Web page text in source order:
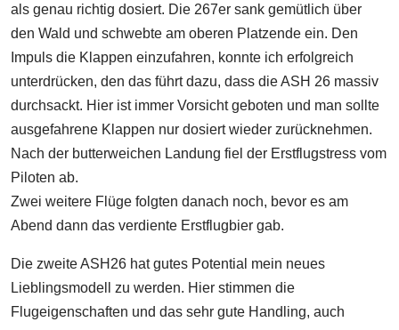
als genau richtig dosiert. Die 267er sank gemütlich über
den Wald und schwebte am oberen Platzende ein. Den
Impuls die Klappen einzufahren, konnte ich erfolgreich
unterdrücken, den das führt dazu, dass die ASH 26 massiv
durchsackt. Hier ist immer Vorsicht geboten und man sollte
ausgefahrene Klappen nur dosiert wieder zurücknehmen.
Nach der butterweichen Landung fiel der Erstflugstress vom
Piloten ab.
Zwei weitere Flüge folgten danach noch, bevor es am
Abend dann das verdiente Erstflugbier gab.
Die zweite ASH26 hat gutes Potential mein neues
Lieblingsmodell zu werden. Hier stimmen die
Flugeigenschaften und das sehr gute Handling, auch